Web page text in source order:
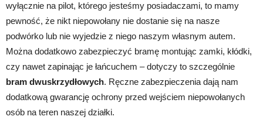
wyłącznie na pilot, którego jesteśmy posiadaczami, to mamy
pewność, że nikt niepowołany nie dostanie się na nasze
podwórko lub nie wyjedzie z niego naszym własnym autem.
Można dodatkowo zabezpieczyć bramę montując zamki, kłódki,
czy nawet zapinając je łańcuchem – dotyczy to szczególnie
bram dwuskrzydłowych. Ręczne zabezpieczenia dają nam
dodatkową gwarancję ochrony przed wejściem niepowołanych
osób na teren naszej działki.